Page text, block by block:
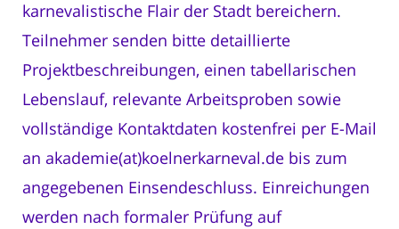
karnevalistische Flair der Stadt bereichern.
Teilnehmer senden bitte detaillierte
Projektbeschreibungen, einen tabellarischen
Lebenslauf, relevante Arbeitsproben sowie
vollständige Kontaktdaten kostenfrei per E-Mail
an akademie(at)koelnerkarneval.de bis zum
angegebenen Einsendeschluss. Einreichungen
werden nach formaler Prüfung auf